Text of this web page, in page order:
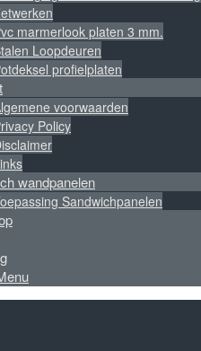
marmerlook platen 3 mm.
Loopdeuren
profielplaten
voorwaarden
Policy
wandpanelen
Sandwichpanelen